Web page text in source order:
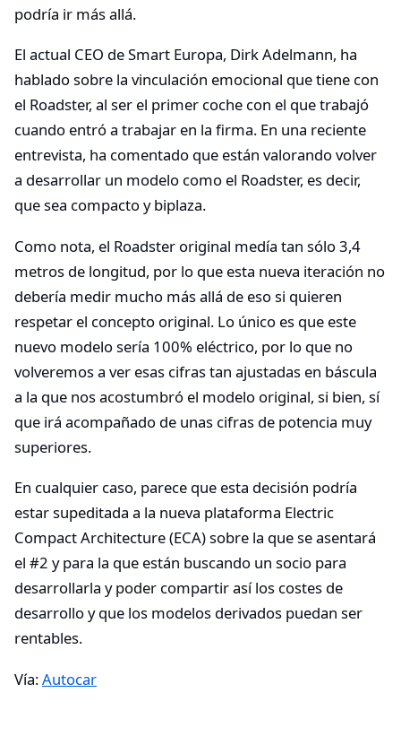
podría ir más allá.
El actual CEO de Smart Europa, Dirk Adelmann, ha
hablado sobre la vinculación emocional que tiene con
el Roadster, al ser el primer coche con el que trabajó
cuando entró a trabajar en la firma. En una reciente
entrevista, ha comentado que están valorando volver
a desarrollar un modelo como el Roadster, es decir,
que sea compacto y biplaza.
Como nota, el Roadster original medía tan sólo 3,4
metros de longitud, por lo que esta nueva iteración no
debería medir mucho más allá de eso si quieren
respetar el concepto original. Lo único es que este
nuevo modelo sería 100% eléctrico, por lo que no
volveremos a ver esas cifras tan ajustadas en báscula
a la que nos acostumbró el modelo original, si bien, sí
que irá acompañado de unas cifras de potencia muy
superiores.
En cualquier caso, parece que esta decisión podría
estar supeditada a la nueva plataforma Electric
Compact Architecture (ECA) sobre la que se asentará
el #2 y para la que están buscando un socio para
desarrollarla y poder compartir así los costes de
desarrollo y que los modelos derivados puedan ser
rentables.
Vía:Autocar